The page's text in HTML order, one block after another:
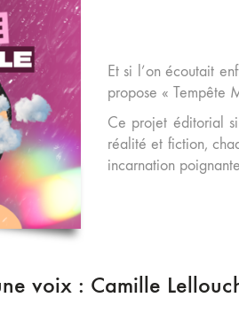
Et si l’on écoutait
propose « Tempête
Ce projet éditorial
réalité et fiction,
incarnation
voix : Camille